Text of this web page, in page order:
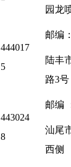
园龙
444017
5
邮编
陆丰
路3号
443024
8
邮编
汕尾
西侧